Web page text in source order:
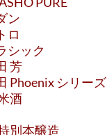
ン
ロ
シック
芳
Phoenix シリーズ
酒
別本醸造